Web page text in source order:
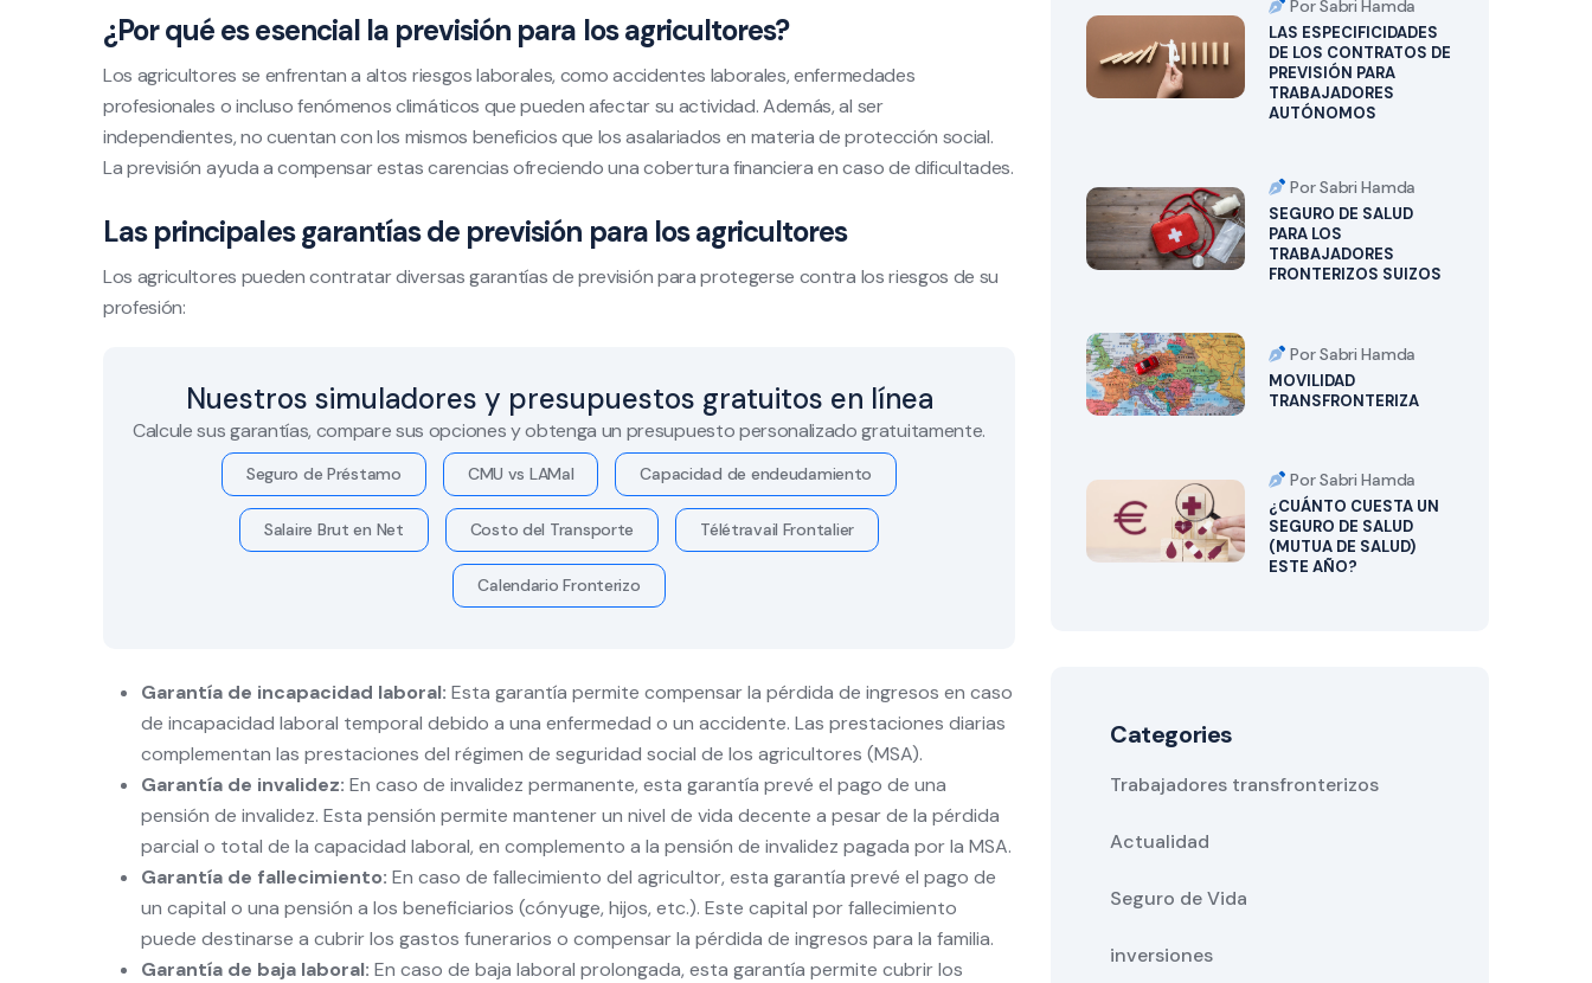
¿Por qué es esencial la previsión para los agricultores?
Los agricultores se enfrentan a altos riesgos laborales, como accidentes laborales, enfermedades
profesionales o incluso fenómenos climáticos que pueden afectar su actividad. Además, al ser
independientes, no cuentan con los mismos beneficios que los asalariados en materia de protección social.
La previsión ayuda a compensar estas carencias ofreciendo una cobertura financiera en caso de dificultades.
Las principales garantías de previsión para los agricultores
Los agricultores pueden contratar diversas garantías de previsión para protegerse contra los riesgos de su
profesión:
Nuestros simuladores y presupuestos gratuitos en línea
Calcule sus garantías, compare sus opciones y obtenga un presupuesto personalizado gratuitamente.
Seguro de Préstamo CMU vs LAMal Capacidad de endeudamiento
Salaire Brut en Net Costo del Transporte Télétravail Frontalier
Calendario Fronterizo
Garantía de incapacidad laboral: Esta garantía permite compensar la pérdida de ingresos en caso
de incapacidad laboral temporal debido a una enfermedad o un accidente. Las prestaciones diarias
complementan las prestaciones del régimen de seguridad social de los agricultores (MSA).
Garantía de invalidez: En caso de invalidez permanente, esta garantía prevé el pago de una
pensión de invalidez. Esta pensión permite mantener un nivel de vida decente a pesar de la pérdida
parcial o total de la capacidad laboral, en complemento a la pensión de invalidez pagada por la MSA.
Garantía de fallecimiento: En caso de fallecimiento del agricultor, esta garantía prevé el pago de
un capital o una pensión a los beneficiarios (cónyuge, hijos, etc.). Este capital por fallecimiento
puede destinarse a cubrir los gastos funerarios o compensar la pérdida de ingresos para la familia.
Garantía de baja laboral: En caso de baja laboral prolongada, esta garantía permite cubrir los
Por Sabri Hamda
LAS ESPECIFICIDADES
DE LOS CONTRATOS DE
PREVISIÓN PARA
TRABAJADORES
AUTÓNOMOS
Por Sabri Hamda
SEGURO DE SALUD
PARA LOS
TRABAJADORES
FRONTERIZOS SUIZOS
Por Sabri Hamda
MOVILIDAD
TRANSFRONTERIZA
Por Sabri Hamda
¿CUÁNTO CUESTA UN
SEGURO DE SALUD
(MUTUA DE SALUD)
ESTE AÑO?
Categories
Trabajadores transfronterizos
Actualidad
Seguro de Vida
inversiones